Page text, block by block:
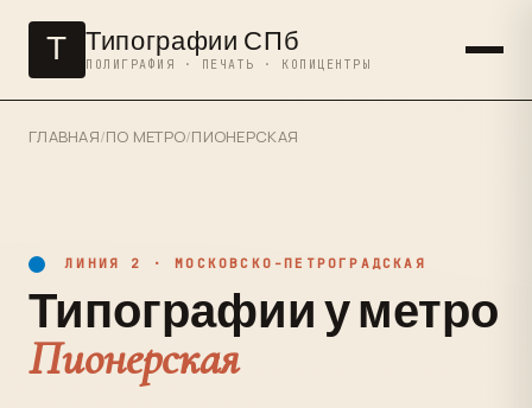
Т Типографии СПб
ПОЛИГРАФИЯ · ПЕЧАТЬ · КОПИЦЕНТРЫ
ГЛАВНАЯ/ПО МЕТРО/ПИОНЕРСКАЯ
ЛИНИЯ 2 · МОСКОВСКО-ПЕТРОГРАДСКАЯ
Типографии у метро
Пионерская